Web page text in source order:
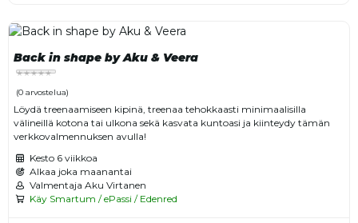
Back in shape by Aku & Veera
(0 arvostelua)
Löydä treenaamiseen kipinä, treenaa tehokkaasti minimaalisilla
välineillä kotona tai ulkona sekä kasvata kuntoasi ja kiinteydy tämän
verkkovalmennuksen avulla!
Kesto 6 viikkoa
Alkaa joka maanantai
Valmentaja Aku Virtanen
Käy Smartum / ePassi / Edenred